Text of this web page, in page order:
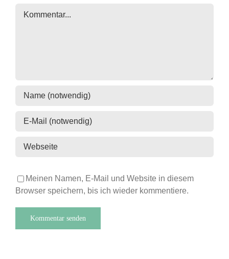
Meinen Namen, E-Mail und Website in diesem
Browser speichern, bis ich wieder kommentiere.